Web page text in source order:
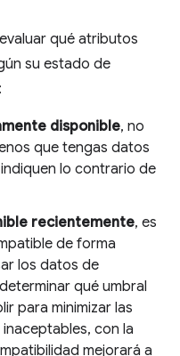
qué atributos
su estado de
disponible, no
que tengas datos
lo contrario de
recientemente, es
de forma
los datos de
qué umbral
para minimizar las
con la
mejorará a